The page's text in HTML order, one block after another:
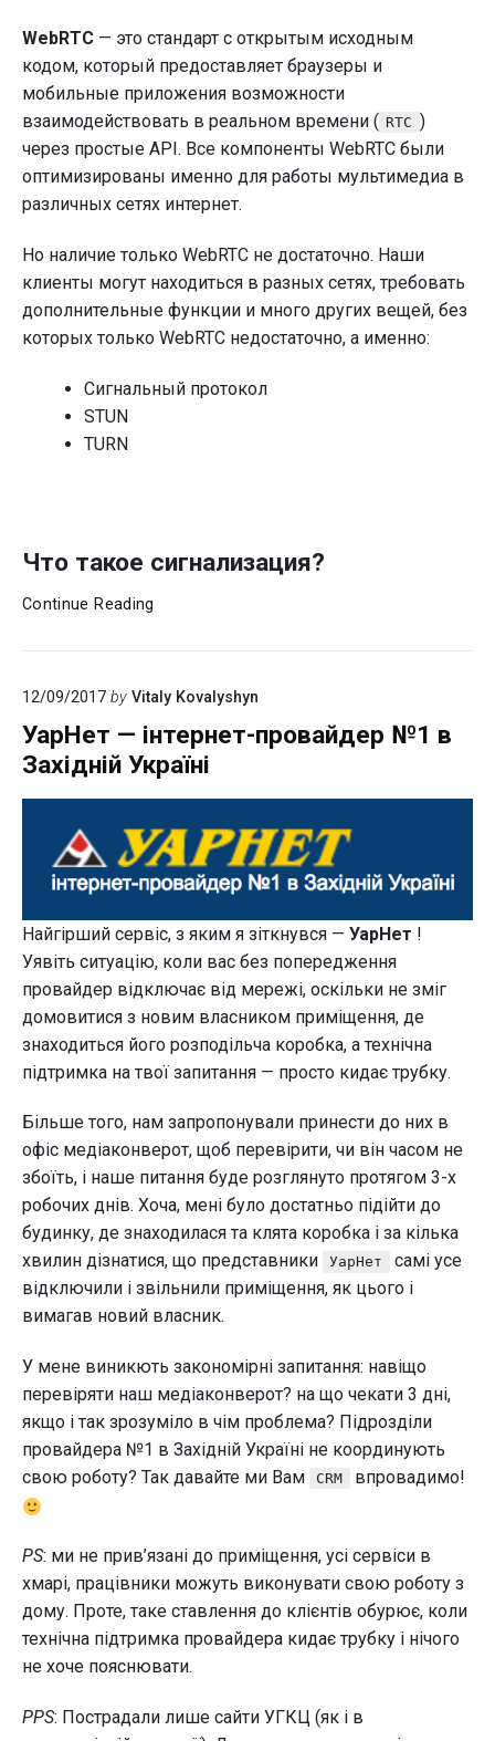
WebRTC — это стандарт c открытым исходным
кодом, который предоставляет браузеры и
мобильные приложения возможности
взаимодействовать в реальном времени ( RTC )
через простые API. Все компоненты WebRTC были
оптимизированы именно для работы мультимедиа в
различных сетях интернет.
Но наличие только WebRTC не достаточно. Наши
клиенты могут находиться в разных сетях, требовать
дополнительные функции и много других вещей, без
которых только WebRTC недостаточно, а именно:
Сигнальный протокол
STUN
TURN
Что такое сигнализация?
Continue Reading
12/09/2017 by Vitaly Kovalyshyn
УарНет — інтернет-провайдер №1 в
Західній Україні
Найгірший сервіс, з яким я зіткнувся — УарНет !
Уявіть ситуацію, коли вас без попередження
провайдер відключає від мережі, оскільки не зміг
домовитися з новим власником приміщення, де
знаходиться його розподільча коробка, а технічна
підтримка на твої запитання — просто кидає трубку.
Більше того, нам запропонували принести до них в
офіс медіаконверот, щоб перевірити, чи він часом не
збоїть, і наше питання буде розглянуто протягом 3-х
робочих днів. Хоча, мені було достатньо підійти до
будинку, де знаходилася та клята коробка і за кілька
хвилин дізнатися, що представники
УарНет
самі усе
відключили і звільнили приміщення, як цього і
вимагав новий власник.
У мене виникють закономірні запитання: навіщо
перевіряти наш медіаконверот? на що чекати 3 дні,
якщо і так зрозуміло в чім проблема? Підрозділи
провайдера №1 в Західній Україні не координують
свою роботу? Так давайте ми Вам
CRM впровадимо!
PS: ми не прив’язані до приміщення, усі сервіси в
хмарі, працівники можуть виконувати свою роботу з
дому. Проте, таке ставлення до клієнтів обурює, коли
технічна підтримка провайдера кидає трубку і нічого
не хоче пояснювати.
PPS: Пострадали лише сайти УГКЦ (як і в